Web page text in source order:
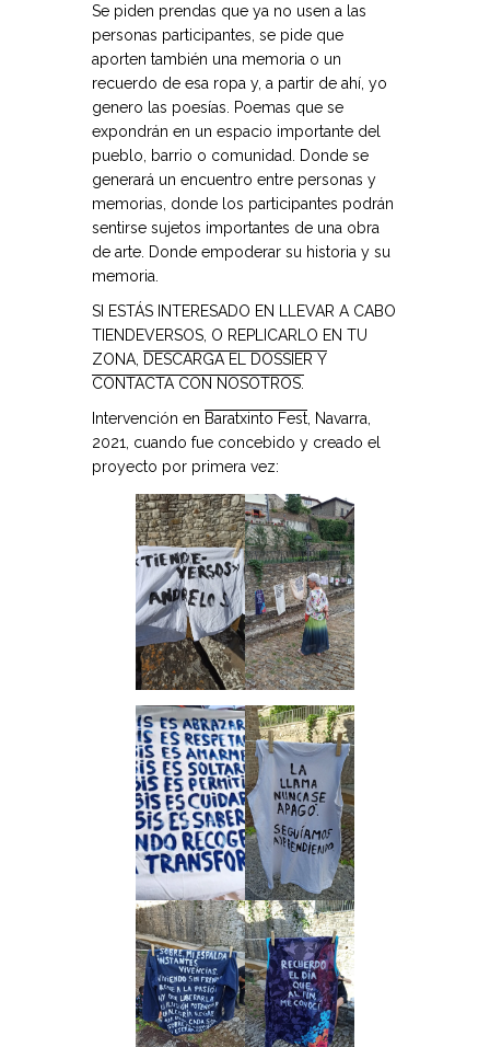
Se piden prendas que ya no usen a las
personas participantes, se pide que
aporten también una memoria o un
recuerdo de esa ropa y, a partir de ahí, yo
genero las poesías. Poemas que se
expondrán en un espacio importante del
pueblo, barrio o comunidad. Donde se
generará un encuentro entre personas y
memorias, donde los participantes podrán
sentirse sujetos importantes de una obra
de arte. Donde empoderar su historia y su
memoria.
SI ESTÁS INTERESADO EN LLEVAR A CABO
TIENDEVERSOS, O REPLICARLO EN TU
ZONA, DESCARGA EL DOSSIER Y
CONTACTA CON NOSOTROS.
Intervención en Baratxinto Fest , Navarra,
2021, cuando fue concebido y creado el
proyecto por primera vez: